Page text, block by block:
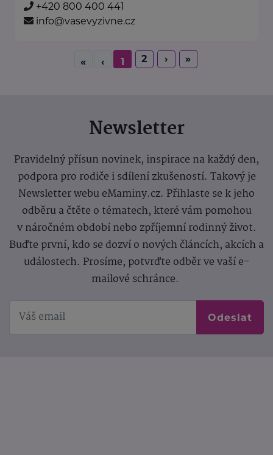
+420 800 400 441
info@vasevyzivne.cz
« ‹ 1 2 › »
Newsletter
Pravidelný přísun novinek, inspirace na každý den,
podpora pro rodiče i sdílení zkušeností. Takový je
Newsletter webu eMaminy.cz. Přihlaste se k jeho
odběru a čtěte o tématech, které vám pomohou
v náročném období nebo zpříjemní rodinný život.
Buďte první, kdo se dozví o nových článcích, akcích a
událostech. Prosíme, potvrďte odběr ve vaší e-
mailové schránce.
Odeslat